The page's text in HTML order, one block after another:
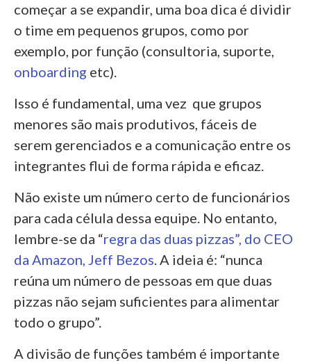
começar a se expandir, uma boa dica é dividir
o time em pequenos grupos, como por
exemplo, por função (consultoria, suporte,
onboarding etc).
Isso é fundamental, uma vez que grupos
menores são mais produtivos, fáceis de
serem gerenciados e a comunicação entre os
integrantes flui de forma rápida e eficaz.
Não existe um número certo de funcionários
para cada célula dessa equipe. No entanto,
lembre-se da “regra das duas pizzas”, do CEO
da Amazon, Jeff Bezos. A ideia é: “nunca
reúna um número de pessoas em que duas
pizzas não sejam suficientes para alimentar
todo o grupo”.
A divisão de funções também é importante